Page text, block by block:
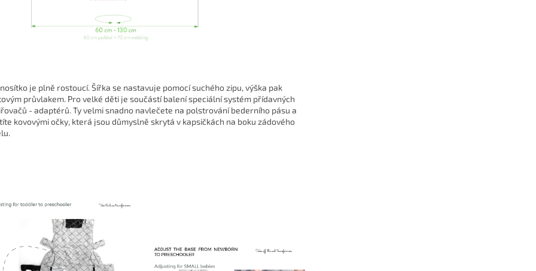
je plně rostoucí. Šířka se nastavuje pomocí suchého zipu, výška pak
průvlakem. Pro velké děti je součástí balení speciální systém přídavných
- adaptérů. Ty velmi snadno navlečete na polstrování bederního pásu a
kovovými očky, která jsou důmyslně skrytá v kapsičkách na boku zádového